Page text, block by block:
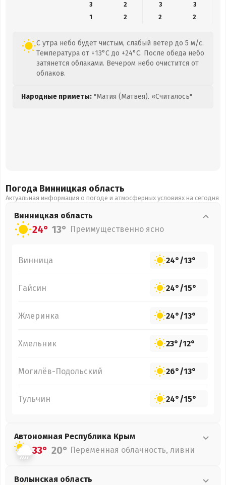
3
2 3
3
1
2 2 2
С утра небо будет чистым, слабый ветер до 5 м/с.
Температура от +13°C до +24°C. После обеда небо
затянется облаками. Вечером небо очистится от
облаков.
Народные приметы: "Матия (Матвея). «Считалось"
Погода Винницкая область
Актуальная информация о погоде и атмосферных условиях на сегодня
Винницкая область
24° 13° Преимущественно ясно
Винница 24°/13°
Гайсин 24°/15°
Жмеринка 24°/13°
Хмельник 23°/12°
Могилёв-Подольский 26°/13°
Тульчин 24°/15°
Автономная Республика Крым
33° 20° Переменная облачность, ливни
Волынская область